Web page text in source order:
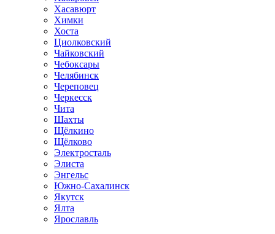
Хасавюрт
Химки
Хоста
Циолковский
Чайковский
Чебоксары
Челябинск
Череповец
Черкесск
Чита
Шахты
Щёлкино
Щёлково
Электросталь
Элиста
Энгельс
Южно-Сахалинск
Якутск
Ялта
Ярославль